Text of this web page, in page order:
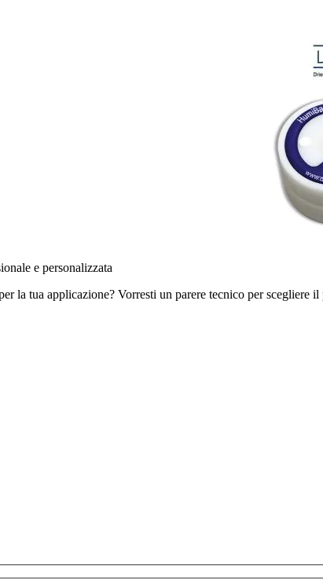
e personalizzata
la tua applicazione? Vorresti un parere tecnico per scegliere